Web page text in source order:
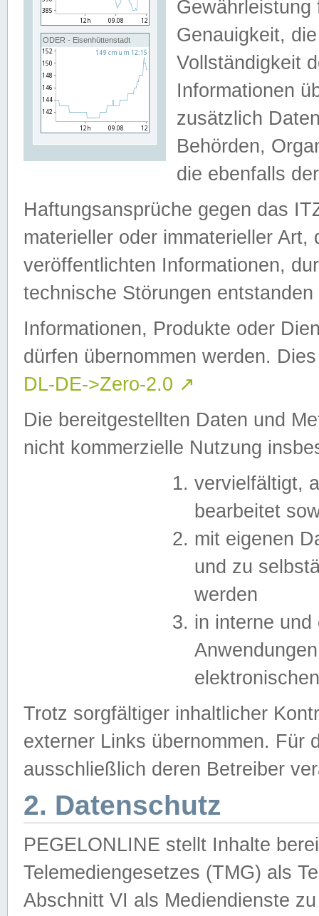
ODER - Eisenhüttenstadt
Genauigkeit,
Vollständigkeit
Informationen
zusätzlich
Behörden,
die ebenfalls
Haftungsansprüche gegen das
materieller oder immaterieller
veröffentlichten Informationen,
technische Störungen
Informationen, Produkte oder
dürfen übernommen werden.
DL-DE->Zero-2.0 ↗
Die bereitgestellten Daten und
nicht kommerzielle Nutzung
vervielfältigt,
bearbeitet
mit eigenen
und zu
werden
in interne
Trotz sorgfältiger inhaltlicher
externer Links übernommen. Für
ausschließlich deren Betreiber
2. Datenschutz
PEGELONLINE stellt Inhalte
Telemediengesetzes (TMG) als
Abschnitt VI als Mediendienste